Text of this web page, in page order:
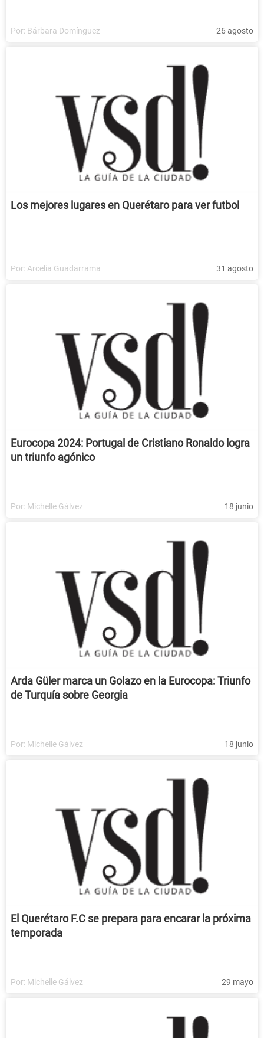
Por: Bárbara Domínguez 26 agosto
Los mejores lugares en Querétaro para ver futbol
Por: Arcelia Guadarrama 31 agosto
Eurocopa 2024: Portugal de Cristiano Ronaldo logra
un triunfo agónico
Por: Michelle Gálvez 18 junio
Arda Güler marca un Golazo en la Eurocopa: Triunfo
de Turquía sobre Georgia
Por: Michelle Gálvez 18 junio
El Querétaro F.C se prepara para encarar la próxima
temporada
Por: Michelle Gálvez 29 mayo